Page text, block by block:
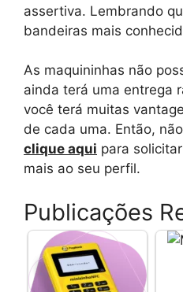
assertiva. Lembrando
bandeiras mais
As maquininhas não
ainda terá uma entrega
você terá muitas
de cada uma. Então,
clique aqui para
mais ao seu perfil.
Publicações